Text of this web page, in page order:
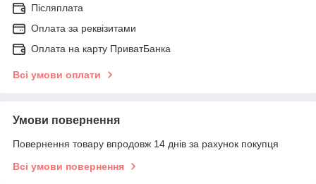
Післяплата
Оплата за реквізитами
Оплата на карту ПриватБанка
Всі умови оплати
Умови повернення
Повернення товару впродовж 14 днів за рахунок покупця
Всі умови повернення